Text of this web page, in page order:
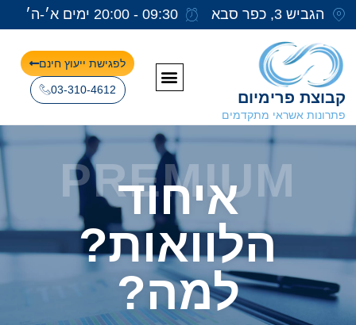
הגביש 3, כפר סבא 09:30 - 20:00 ימים א׳-ה׳
קבוצת פרימיום
פתרונות אשראי מתקדמים
לפגישת ייעוץ חינם
03-310-4612
PREMIUM
איחוד
הלוואות?
למה?